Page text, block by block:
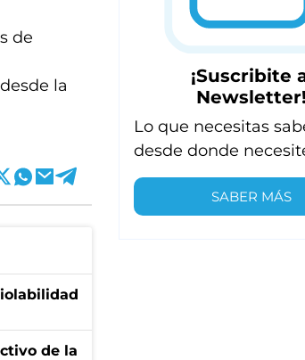
de
la
de la
¡Suscribite
Newsletter!
Lo que necesitas
desde donde
SABER MÁS